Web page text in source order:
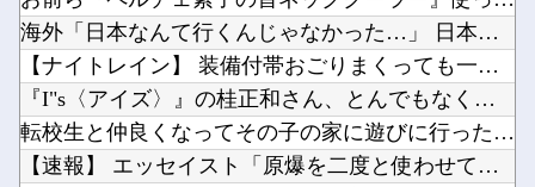
Powered by livedoor 相互RSS
海外「日本なんて行くんじゃなかった…」 日本を知ってしまった...
【ナイトレイン】 装備付帯おごりまくっても一切お返しや協力す...
『I"s〈アイズ〉』の桂正和さん、とんでもなくエ●チなパンツ...
転校生と仲良くなってその子の家に遊びに行ったら私が小さい頃に...
【速報】 エッセイスト「原爆を二度と使わせてはならない」→リ...